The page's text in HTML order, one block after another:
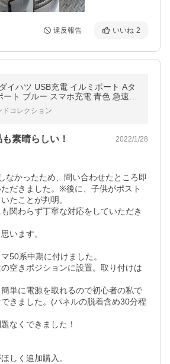
違反報告 いいね 2
イハツ USB充電 イルミポート Aタ
ート ブルー スマホ充電 青色 急速充
ドコレクション
素晴らしい！ 2022/1/28
なかったため、問い合わせたところ即
だきました。※後に、子供がポスト
たことが判明。
関わらず丁寧な対応をしていただき
います。
50系中期に付けました。
空きポジションに設置。取り付けは
単に電源を取れるので初心者の私で
きました。(パネルの脱着含め30分程
なくできました！
しく追加購入。